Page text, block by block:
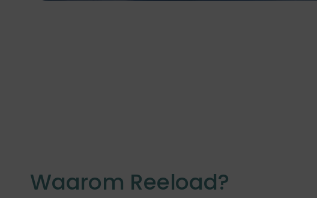
Waarom Reeload?